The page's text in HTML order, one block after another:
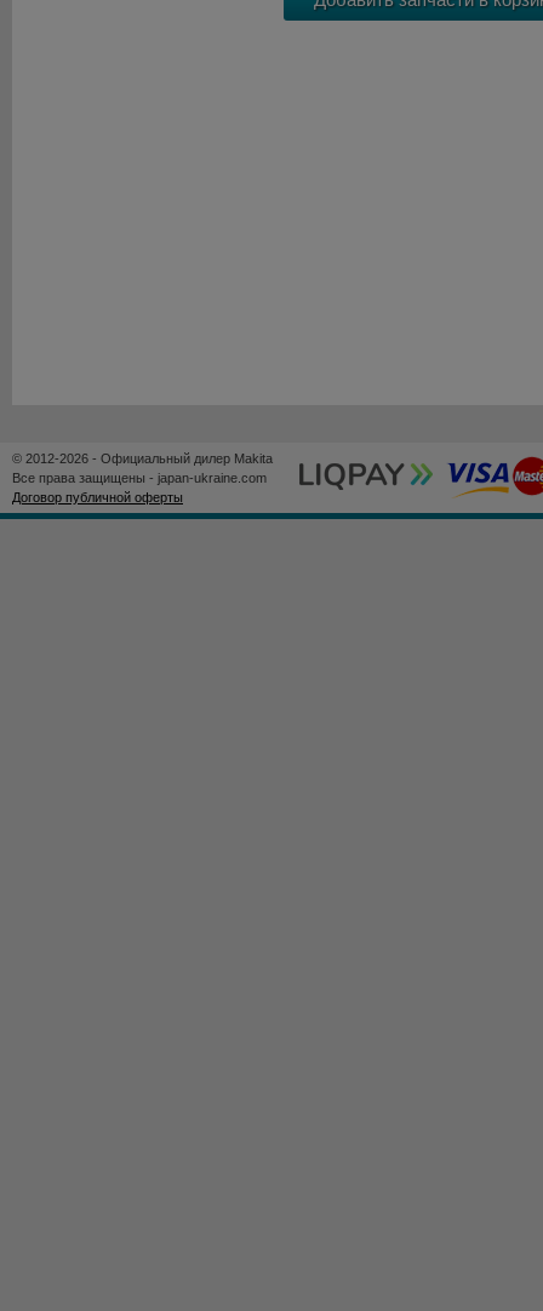
© 2012-2026 - Официальный дилер Makita
Все права защищены - japan-ukraine.com
Договор публичной оферты